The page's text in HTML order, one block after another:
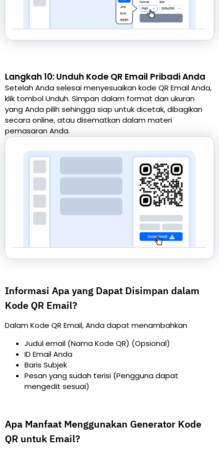
Langkah 10: Unduh Kode QR Email Pribadi Anda
Setelah Anda selesai menyesuaikan kode QR Email Anda,
klik tombol Unduh. Simpan dalam format dan ukuran
yang Anda pilih sehingga siap untuk dicetak, dibagikan
secara online, atau disematkan dalam materi
pemasaran Anda.
Informasi Apa yang Dapat Disimpan dalam
Kode QR Email?
Dalam Kode QR Email, Anda dapat menambahkan
Judul email (Nama Kode QR) (Opsional)
ID Email Anda
Baris Subjek
Pesan yang sudah terisi (Pengguna dapat
mengedit sesuai)
Apa Manfaat Menggunakan Generator Kode
QR untuk Email?